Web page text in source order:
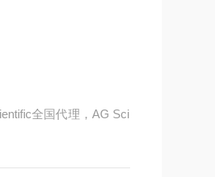
全国代理，AG Sci